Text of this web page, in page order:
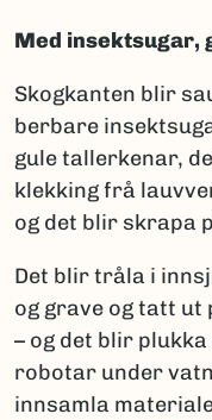
Med insektsugar,
Skogkanten blir
berbare
gule tallerkenar,
klekking frå
og det blir skrapa
Det blir tråla i
og grave og tatt
– og det blir
robotar under
innsamla